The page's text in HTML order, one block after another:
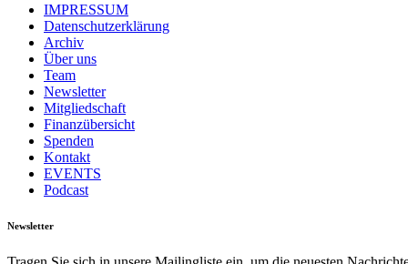
IMPRESSUM
Datenschutzerklärung
Archiv
Über uns
Team
Newsletter
Mitgliedschaft
Finanzübersicht
Spenden
Kontakt
EVENTS
Podcast
Newsletter